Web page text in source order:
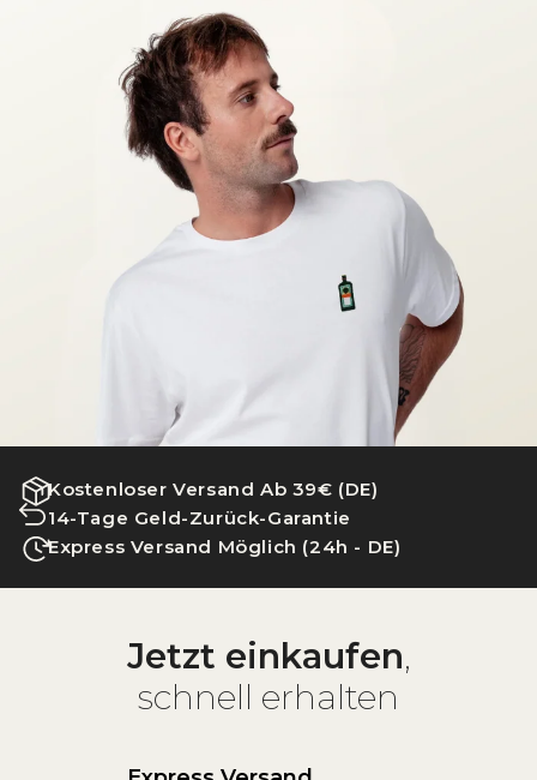
Kostenloser Versand Ab 39€ (DE)
14-Tage Geld-Zurück-Garantie
Express Versand Möglich (24h - DE)
Jetzt einkaufen,
schnell erhalten